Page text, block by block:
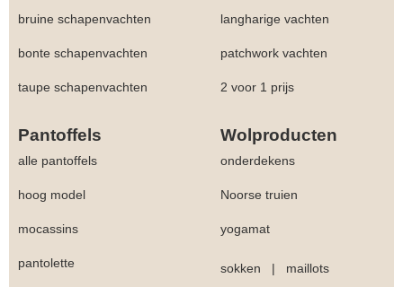
bruine schapenvachten langharige vachten
bonte schapenvachten patchwork vachten
taupe schapenvachten 2 voor 1 prijs
Pantoffels Wolproducten
alle pantoffels onderdekens
hoog model Noorse truien
mocassins yogamat
pantolette sokken | maillots